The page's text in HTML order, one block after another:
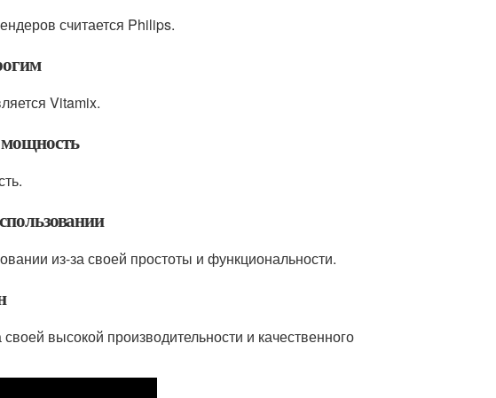
считается Philips.
Vitamix.
из-за своей простоты и функциональности.
высокой производительности и качественного